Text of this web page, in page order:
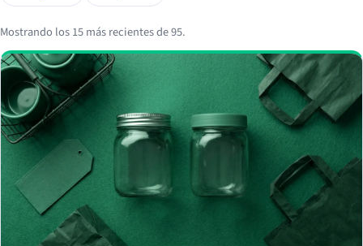
Mostrando los 15 más recientes de 95.